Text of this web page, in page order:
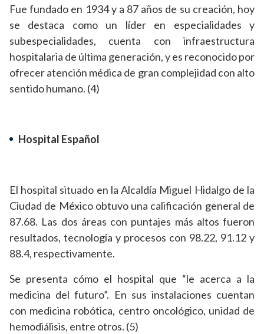
Fue fundado en 1934 y a 87 años de su creación, hoy
se destaca como un líder en especialidades y
subespecialidades, cuenta con infraestructura
hospitalaria de última generación, y es reconocido por
ofrecer atención médica de gran complejidad con alto
sentido humano. (4)
Hospital Español
El hospital situado en la Alcaldía Miguel Hidalgo de la
Ciudad de México obtuvo una calificación general de
87.68. Las dos áreas con puntajes más altos fueron
resultados, tecnología y procesos con 98.22, 91.12 y
88.4, respectivamente.
Se presenta cómo el hospital que “le acerca a la
medicina del futuro”. En sus instalaciones cuentan
con medicina robótica, centro oncológico, unidad de
hemodiálisis, entre otros. (5)